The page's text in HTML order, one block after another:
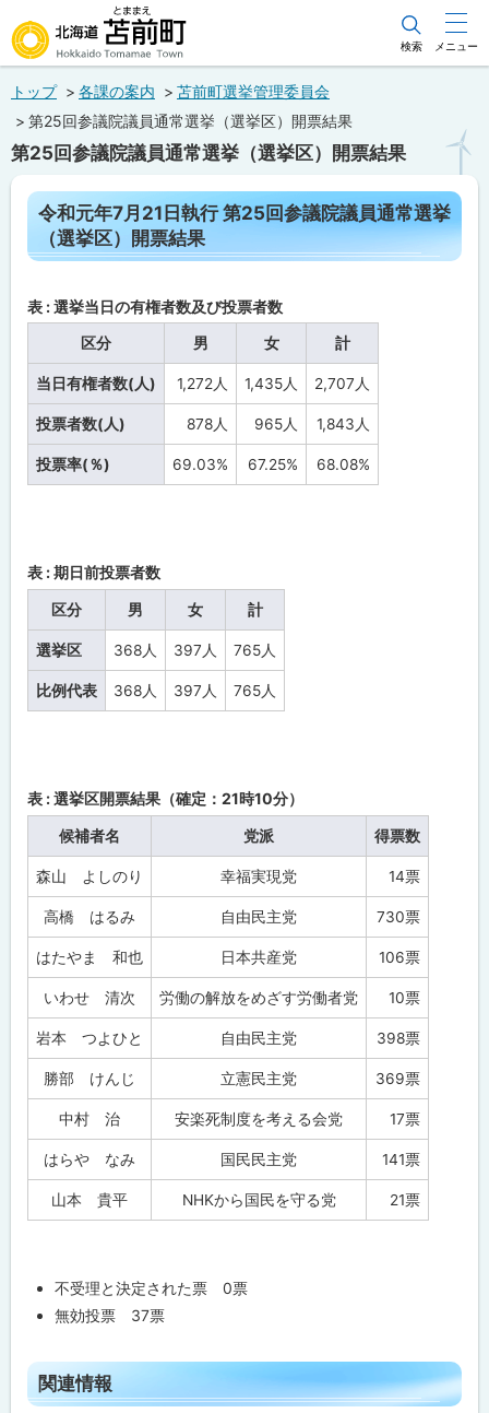
文
メ
ュ
北海道苫前町
Hokkaido Tomamae Town
検索 メニュー
トップ 各課の案内
苫前町選挙管理委員会
第25回参議院議員通常選挙（選挙区）開票結果
第25回参議院議員通常選挙（選挙区）開票結果
ペ
ー
内
令
年
7
月
21
日
執
行
参
議
員
通
常
選
挙
）
開
果
関
連
情
報
令和元年7月21日執行 第25回参議院議員通常選挙
（選挙区）開票結果
表 : 選挙当日の有権者数及び投票者数
区分 男 女 計
当日有権者数(人) 1,272人 1,435人 2,707人
投票者数(人) 878人 965人 1,843人
投票率(％) 69.03% 67.25% 68.08%
表 : 期日前投票者数
区分 男 女 計
選挙区 368人 397人 765人
比例代表 368人 397人 765人
表 : 選挙区開票結果（確定：21時10分）
候補者名 党派 得票数
森山 よしのり 幸福実現党 14票
高橋 はるみ 自由民主党 730票
はたやま 和也 日本共産党 106票
いわせ 清次 労働の解放をめざす労働者党 10票
岩本 つよひと 自由民主党 398票
勝部 けんじ 立憲民主党 369票
中村 治 安楽死制度を考える会党 17票
はらや なみ 国民民主党 141票
山本 貴平 NHKから国民を守る党 21票
不受理と決定された票 0票
無効投票 37票
ト
ッ
関連情報